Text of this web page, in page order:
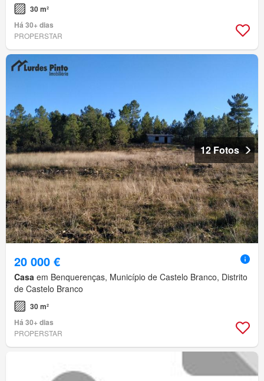
30 m²
Há 30+ dias
PROPERSTAR
12 Fotos
20 000 €
Casa em Benquerenças, Município de Castelo Branco, Distrito
de Castelo Branco
30 m²
Há 30+ dias
PROPERSTAR